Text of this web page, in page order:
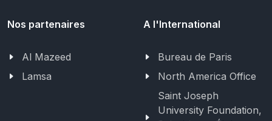
Nos partenaires
Al Mazeed
Lamsa
A l'International
Bureau de Paris
North America Office
Saint Joseph
University Foundation,